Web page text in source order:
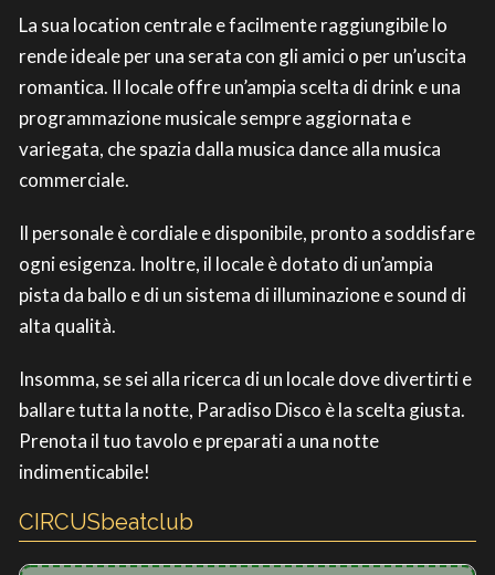
La sua location centrale e facilmente raggiungibile lo
rende ideale per una serata con gli amici o per un’uscita
romantica. Il locale offre un’ampia scelta di drink e una
programmazione musicale sempre aggiornata e
variegata, che spazia dalla musica dance alla musica
commerciale.
Il personale è cordiale e disponibile, pronto a soddisfare
ogni esigenza. Inoltre, il locale è dotato di un’ampia
pista da ballo e di un sistema di illuminazione e sound di
alta qualità.
Insomma, se sei alla ricerca di un locale dove divertirti e
ballare tutta la notte, Paradiso Disco è la scelta giusta.
Prenota il tuo tavolo e preparati a una notte
indimenticabile!
CIRCUSbeatclub